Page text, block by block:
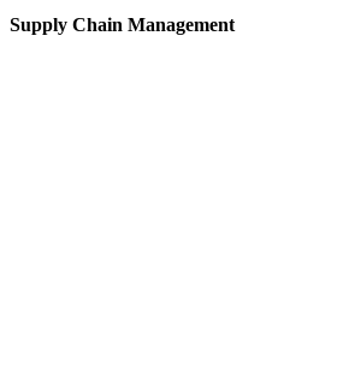
Supply Chain Management